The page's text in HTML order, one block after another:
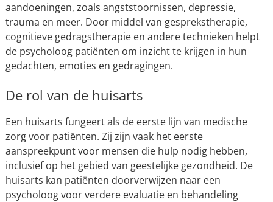
aandoeningen, zoals angststoornissen, depressie,
trauma en meer. Door middel van gesprekstherapie,
cognitieve gedragstherapie en andere technieken helpt
de psycholoog patiënten om inzicht te krijgen in hun
gedachten, emoties en gedragingen.
De rol van de huisarts
Een huisarts fungeert als de eerste lijn van medische
zorg voor patiënten. Zij zijn vaak het eerste
aanspreekpunt voor mensen die hulp nodig hebben,
inclusief op het gebied van geestelijke gezondheid. De
huisarts kan patiënten doorverwijzen naar een
psycholoog voor verdere evaluatie en behandeling